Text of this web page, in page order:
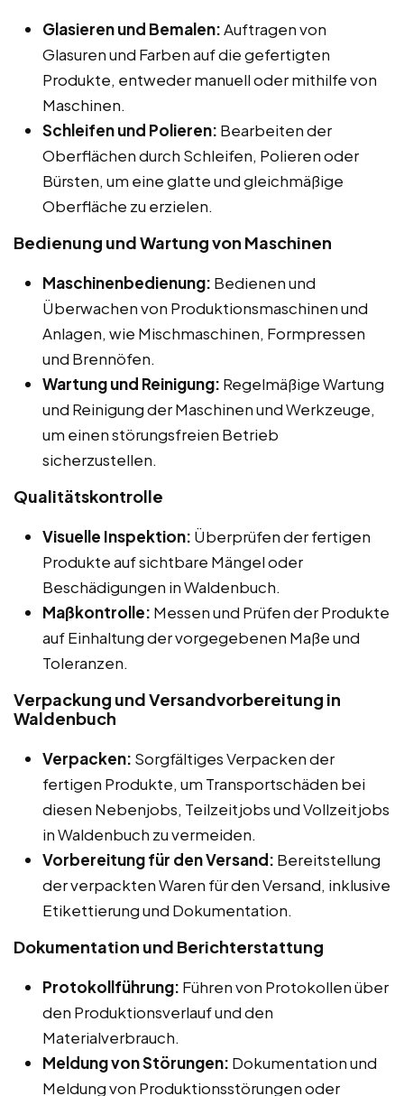
Glasieren und Bemalen:Auftragen von
Glasuren und Farben auf die gefertigten
Produkte, entweder manuell oder mithilfe von
Maschinen.
Schleifen und Polieren: Bearbeiten der
Oberflächen durch Schleifen, Polieren oder
Bürsten, um eine glatte und gleichmäßige
Oberfläche zu erzielen.
Bedienung und Wartung von Maschinen
Maschinenbedienung: Bedienen und
Überwachen von Produktionsmaschinen und
Anlagen, wie Mischmaschinen, Formpressen
und Brennöfen.
Wartung und Reinigung: Regelmäßige Wartung
und Reinigung der Maschinen und Werkzeuge,
um einen störungsfreien Betrieb
sicherzustellen.
Qualitätskontrolle
Visuelle Inspektion: Überprüfen der fertigen
Produkte auf sichtbare Mängel oder
Beschädigungen in Waldenbuch.
Maßkontrolle: Messen und Prüfen der Produkte
auf Einhaltung der vorgegebenen Maße und
Toleranzen.
Verpackung und Versandvorbereitung in
Waldenbuch
Verpacken: Sorgfältiges Verpacken der
fertigen Produkte, um Transportschäden bei
diesen Nebenjobs, Teilzeitjobs und Vollzeitjobs
in Waldenbuch zu vermeiden.
Vorbereitung für den Versand: Bereitstellung
der verpackten Waren für den Versand, inklusive
Etikettierung und Dokumentation.
Dokumentation und Berichterstattung
Protokollführung: Führen von Protokollen über
den Produktionsverlauf und den
Materialverbrauch.
Meldung von Störungen: Dokumentation und
Meldung von Produktionsstörungen oder